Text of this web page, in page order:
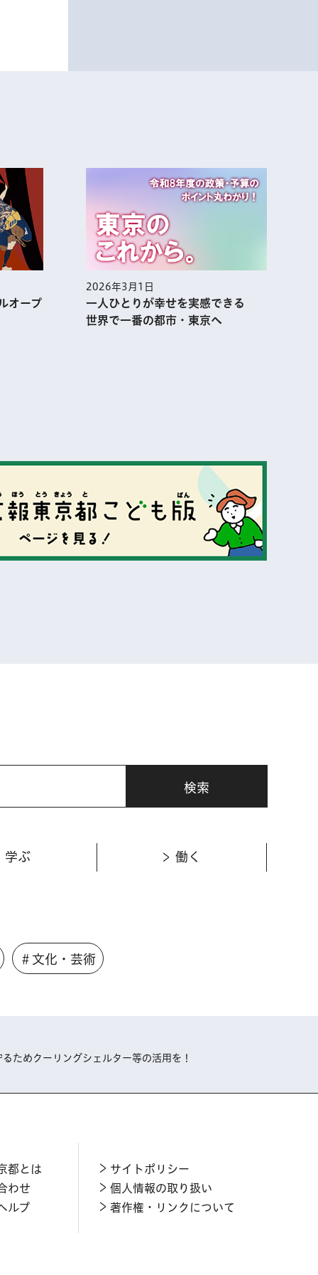
が幸せを実感できる
の都市・東京へ
集まれ！あふれる熱気 アニ
市・TOKYOの今を大解剖
学ぶ 働く
＃文化・芸術
ためクーリングシェルター等の活用を！
都とは
わせ
ルプ
サイトポリシー
個人情報の取り扱い
著作権・リンクについて